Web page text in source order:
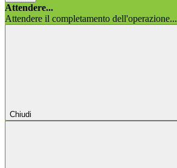
Attendere...
Attendere il completamento dell'operazione...
Chiudi